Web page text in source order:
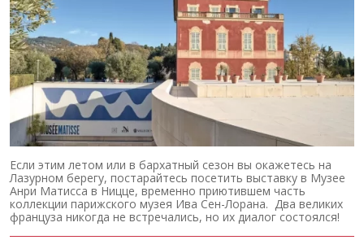
Если этим летом или в бархатный сезон вы окажетесь на
Лазурном берегу, постарайтесь посетить выставку в Музее
Анри Матисса в Ницце, временно приютившем часть
коллекции парижского музея Ива Сен-Лорана. Два великих
француза никогда не встречались, но их диалог состоялся!